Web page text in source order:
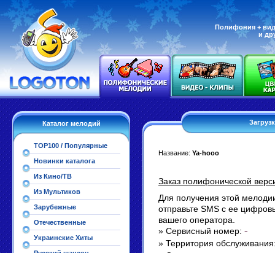
Полифония +
и
Каталог мелодий
TOP100 / Популярные
Новинки каталога
Из Кино/ТВ
Из Мультиков
Зарубежные
Отечественные
Украинские Хиты
Название: Ya-hooo
Заказ полифонической
Для получения этой
отправьте SMS с ее
вашего оператора.
» Сервисный номер: -
» Территория